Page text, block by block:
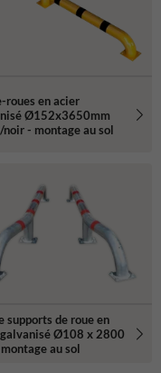
et durables pour une
roues en acier
Ø152x3650mm
noir - montage au sol
supports de roue en
Ø108 x 2800
au sol